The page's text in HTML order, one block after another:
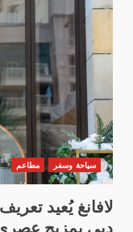
سياحة وسفر مطاعم
لافانغ يُعيد
دبي بمزيج